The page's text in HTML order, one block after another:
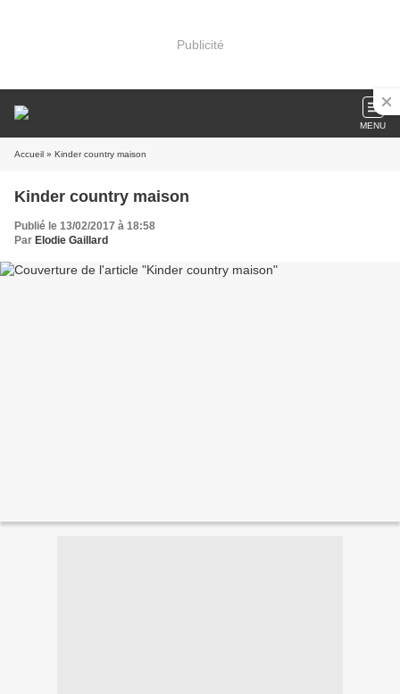
Publicité
MENU
Accueil » Kinder country maison
Kinder country maison
Publié le 13/02/2017 à 18:58
Par Elodie Gaillard